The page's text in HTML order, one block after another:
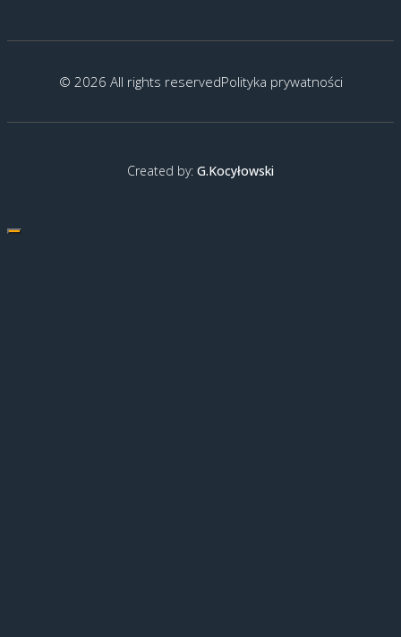
© 2026 All rights reservedPolityka prywatności
Created by: G.Kocyłowski